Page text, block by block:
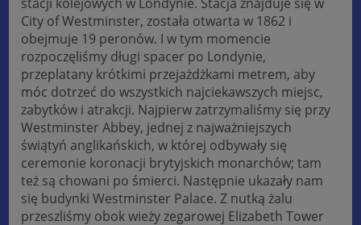
stacji kolejowych w Londynie. Stacja znajduje się w
City of Westminster, została otwarta w 1862 i
obejmuje 19 peronów. I w tym momencie
rozpoczęliśmy długi spacer po Londynie,
przeplatany krótkimi przejażdżkami metrem, aby
móc dotrzeć do wszystkich najciekawszych miejsc,
zabytków i atrakcji. Najpierw zatrzymaliśmy się przy
Westminster Abbey, jednej z najważniejszych
świątyń anglikańskich, w której odbywały się
ceremonie koronacji brytyjskich monarchów; tam
też są chowani po śmierci. Następnie ukazały nam
się budynki Westminster Palace. Z nutką żalu
przeszliśmy obok wieży zegarowej Elizabeth Tower